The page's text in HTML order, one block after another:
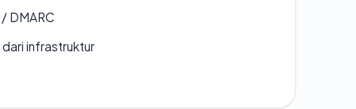
DMARC
infrastruktur